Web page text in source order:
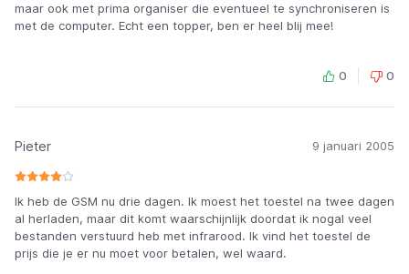
maar ook met prima organiser die eventueel te synchroniseren is
met de computer. Echt een topper, ben er heel blij mee!
0 0
Pieter 9 januari 2005
Ik heb de GSM nu drie dagen. Ik moest het toestel na twee dagen
al herladen, maar dit komt waarschijnlijk doordat ik nogal veel
bestanden verstuurd heb met infrarood. Ik vind het toestel de
prijs die je er nu moet voor betalen, wel waard.